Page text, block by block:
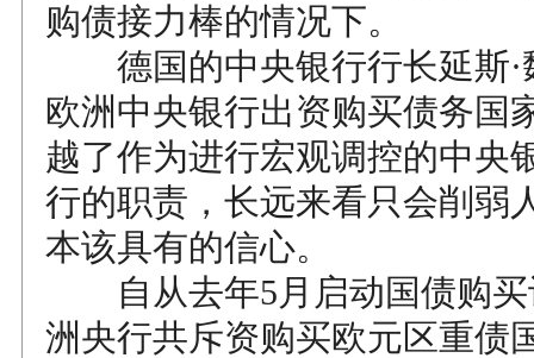
购债接力棒的情况下。
德国的中央银行行长延斯·
欧洲中央银行出资购买债务国
越了作为进行宏观调控的中央
行的职责，长远来看只会削弱
本该具有的信心。
自从去年5月启动国债购买
洲央行共斥资购买欧元区重债